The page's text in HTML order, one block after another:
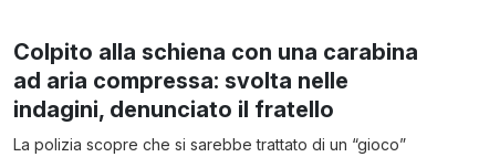
Colpito alla schiena con una carabina
ad aria compressa: svolta nelle
indagini, denunciato il fratello
La polizia scopre che si sarebbe trattato di un “gioco”